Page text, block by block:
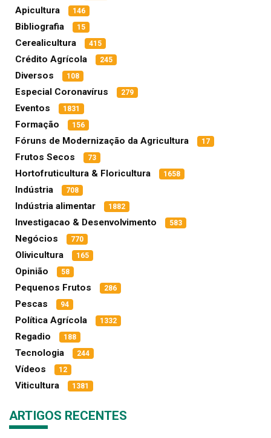
Apicultura 146
Bibliografia 15
Cerealicultura 415
Crédito Agrícola 245
Diversos 108
Especial Coronavírus 279
Eventos 1831
Formação 156
Fóruns de Modernização da Agricultura 17
Frutos Secos 73
Hortofruticultura & Floricultura 1658
Indústria 708
Indústria alimentar 1882
Investigacao & Desenvolvimento 583
Negócios 770
Olivicultura 165
Opinião 58
Pequenos Frutos 286
Pescas 94
Política Agrícola 1332
Regadio 188
Tecnologia 244
Vídeos 12
Viticultura 1381
ARTIGOS RECENTES